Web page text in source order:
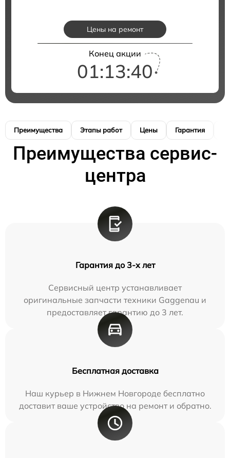
Цены на ремонт
Конец акции
01:13:39
Преимущества Этапы работ Цены Гарантия
Преимущества сервис-
центра
Гарантия до 3-х лет
Сервисный центр устанавливает
оригинальные запчасти техники Gaggenau и
предоставляет гарантию до 3 лет.
Бесплатная доставка
Наш курьер в Нижнем Новгороде бесплатно
доставит ваше устройство на ремонт и обратно.